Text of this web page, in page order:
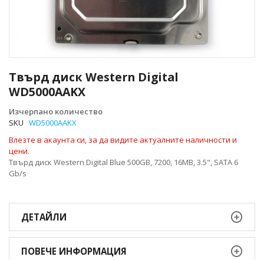
Твърд диск Western Digital
WD5000AAKX
Изчерпано количество
SKU WD5000AAKX
Влезте в акаунта си, за да видите актуалните наличности и
цени.
Твърд диск Western Digital Blue 500GB, 7200, 16MB, 3.5", SATA 6
Gb/s
към
началото
на
галерия
със
ДЕТАЙЛИ
ПОВЕЧЕ ИНФОРМАЦИЯ